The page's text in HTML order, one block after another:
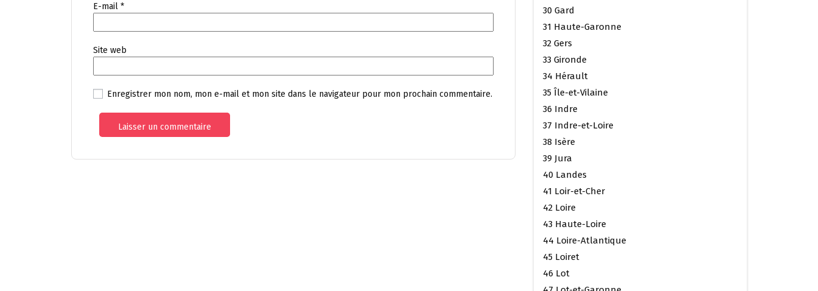
E-mail *
Site web
Enregistrer mon nom, mon e-mail et mon site dans le navigateur pour mon prochain commentaire.
30 Gard
31 Haute-Garonne
32 Gers
33 Gironde
34 Hérault
35 Île-et-Vilaine
36 Indre
37 Indre-et-Loire
38 Isère
39 Jura
40 Landes
41 Loir-et-Cher
42 Loire
43 Haute-Loire
44 Loire-Atlantique
45 Loiret
46 Lot